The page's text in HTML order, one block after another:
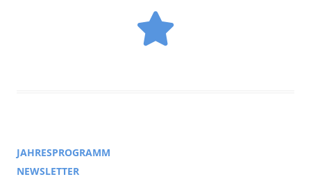
JAHRESPROGRAMM
NEWSLETTER